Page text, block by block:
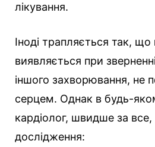
лікування.
Іноді трапляється так, що
виявляється при
іншого захворювання, не
серцем. Однак в будь-
кардіолог, швидше за все,
дослідження: